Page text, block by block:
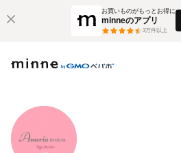
お買いものがもっとお得に
minneのアプリ
3万件以上